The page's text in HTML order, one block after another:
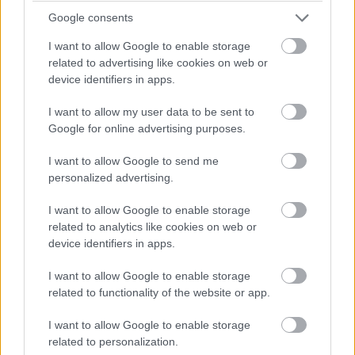
Google consents
I want to allow Google to enable storage
related to advertising like cookies on web or
device identifiers in apps.
I want to allow my user data to be sent to
Google for online advertising purposes.
I want to allow Google to send me
personalized advertising.
I want to allow Google to enable storage
related to analytics like cookies on web or
device identifiers in apps.
I want to allow Google to enable storage
related to functionality of the website or app.
I want to allow Google to enable storage
related to personalization.
idején (valamint kultfilmekké nőtték ki magukat az évek
folyamán), ez igazán logikus döntés a stúdió részéről.
Más kérdés, hogy mennyire tudnak egy olyan sztorit írni a
filmhez, amely van olyan vicces, van olyan őrült és
mindenképpen szükséges lesz egy olyan Carrey, aki
hozza azt a zabolátlanságot és gumiarcot, amit
korábban megszoktunk tőle. Habár utóbbi még
egyáltalán nincsen megerősítve, szóval egyelőre ne
hogy a színész visszautasítja az ajánlatot és
kereshetnek más utat, hogy rebootolják a karaktert.
Csak remélni tudom, hogy emlékezni fognak arra a DVD-
re készült furcsaságra, amely egy fiatal Ace Venturát
Állati nyomozoo junior. Persze azok más idők voltak,
most már kevesebb arra az esély, hogy így kitoljanak a